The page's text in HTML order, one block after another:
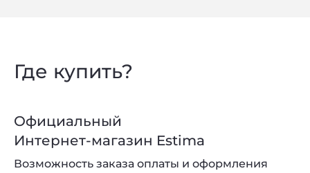
Где купить?
Официальный
Интернет-магазин Estima
Возможность заказа оплаты и оформления